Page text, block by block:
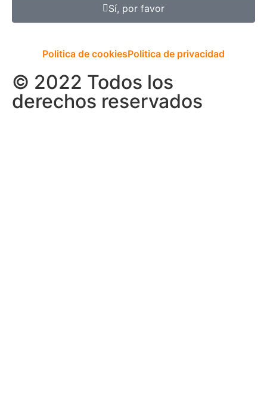
Sí, por favor
Politica de cookiesPolitica de privacidad
© 2022 Todos los
derechos reservados